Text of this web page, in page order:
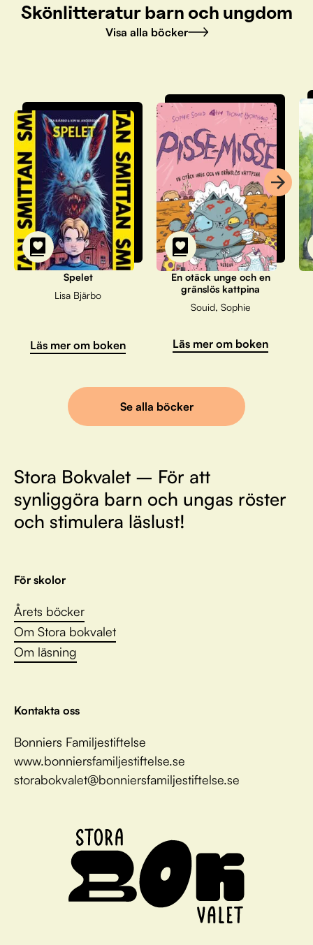
Skönlitteratur barn och ungdom
Visa alla böcker
Spelet
Lisa Bjärbo
Läs mer om boken
En otäck unge och en
gränslös kattpina
Souid, Sophie
Läs mer om boken
Se alla böcker
Stora Bokvalet – För att
synliggöra barn och ungas röster
och stimulera läslust!
För skolor
Årets böcker
Om Stora bokvalet
Om läsning
Kontakta oss
Bonniers Familjestiftelse
www.bonniersfamiljestiftelse.se
storabokvalet@bonniersfamiljestiftelse.se